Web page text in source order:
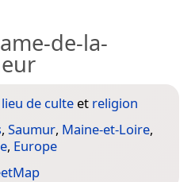
de-la-
lieu de culte et religion
, Saumur, Maine-et-Loire,
, Europe